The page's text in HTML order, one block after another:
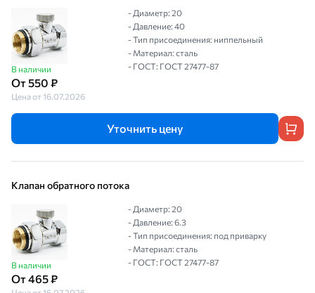
В наличии
От 550 ₽
Цена от 16.07.2026
- Диаметр: 20
- Давление: 40
- Тип присоединения: ниппельный
- Материал: сталь
- ГОСТ: ГОСТ 27477-87
Уточнить цену
Клапан обратного потока
В наличии
От 465 ₽
- Диаметр: 20
- Давление: 6.3
- Тип присоединения: под приварку
- Материал: сталь
- ГОСТ: ГОСТ 27477-87